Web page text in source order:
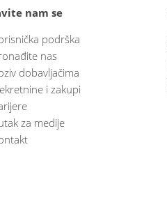
nam se
podrška
nas
dobavljačima
i zakupi
za medije